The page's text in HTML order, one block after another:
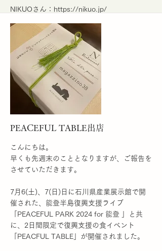
NIKUOさん： https://nikuo.jp/
能登豚は県外での流通がほとんどなく、その
脂のさっぱりとした甘味が特徴です。
今回もアワ•フーズさんに加工をお願いし
て、昨日出来上がって来ました♬
今回も関わってくださった皆さまのおかげ
で、本当にオススメの商品になりました！
是非オンラインショップをご覧下さい♬
More
PEACEFUL TABLE出店
こんにちは。
早くも先週末のこととなりますが、ご報告を
させていただきます。
7月6(土)、7(日)日に石川県産業展示館で開
催された、能登半島復興支援ライブ
「PEACEFUL PARK 2024 for 能登 」と共
に、2日間限定で復興支援の食イベント
「PEACFUL TABLE」が開催されました。